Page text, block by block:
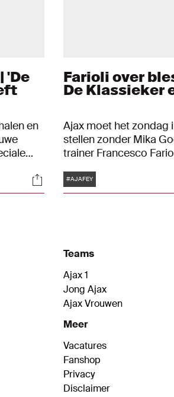
'De
en
en
het
Socials
Farioli over
De Klassieker
Ajax moet het zondag
stellen zonder Mika
trainer Francesco
check gehad. Het zag
maar het herstel zal
Tags
#AJAFEY
Teams
Ajax 1
Jong Ajax
Ajax Vrouwen
Meer
Vacatures
Fanshop
Privacy
Disclaimer